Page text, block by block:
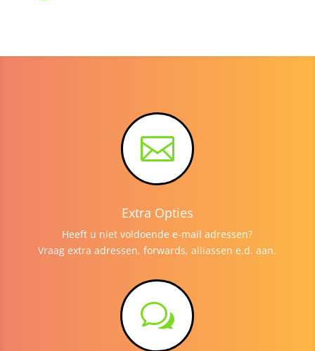

Extra Opties
Heeft u niet voldoende e-mail adressen?
Vraag extra adressen, forwards, alliassen e.d. aan.
w